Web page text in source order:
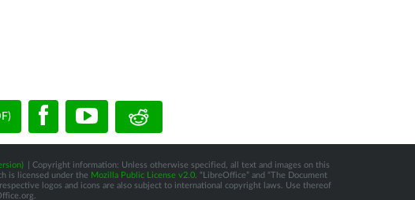
| Copyright information: Unless otherwise specified, all text and images on this
is licensed under the Mozilla Public License v2.0. “LibreOffice” and “The Document
logos and icons are also subject to international copyright laws. Use thereof